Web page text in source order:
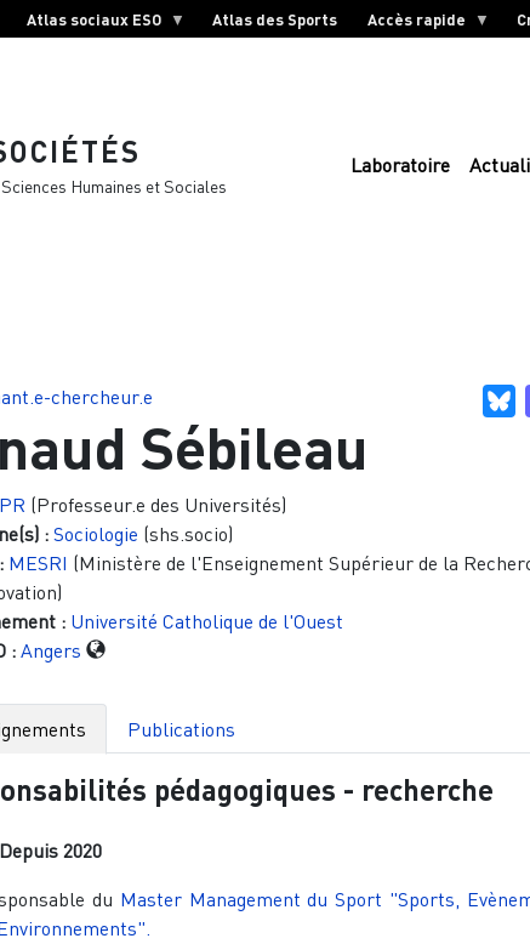
Atlas sociaux ESO Atlas des Sports Accès rapide
Humaines et Sociales
Laboratoire
chercheur.e
Sébileau
PR (Professeur.e des Universités)
: Sociologie (shs.socio)
MESRI (Ministère de l'Enseignement Supérieur de la
: Université Catholique de l'Ouest
: Angers
Publications
pédagogiques - recherche
2020
du Master Management du Sport "Sports,